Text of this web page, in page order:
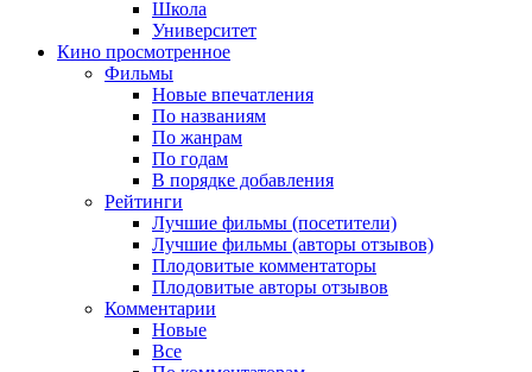
Школа
Университет
Кино просмотренное
Фильмы
Новые впечатления
По названиям
По жанрам
По годам
В порядке добавления
Рейтинги
Лучшие фильмы (посетители)
Лучшие фильмы (авторы отзывов)
Плодовитые комментаторы
Плодовитые авторы отзывов
Комментарии
Новые
Все